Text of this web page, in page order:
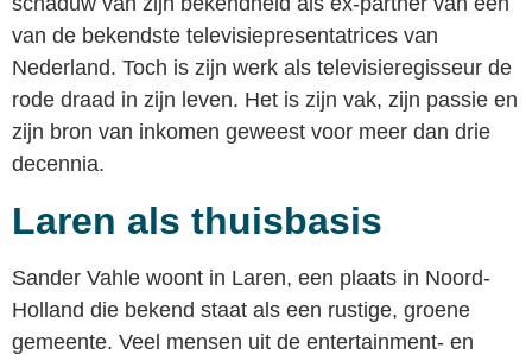
van de bekendste televisiepresentatrices van
Nederland. Toch is zijn werk als televisieregisseur de
rode draad in zijn leven. Het is zijn vak, zijn passie en
zijn bron van inkomen geweest voor meer dan drie
decennia.
Laren als thuisbasis
Sander Vahle woont in Laren, een plaats in Noord-
Holland die bekend staat als een rustige, groene
gemeente. Veel mensen uit de entertainment- en